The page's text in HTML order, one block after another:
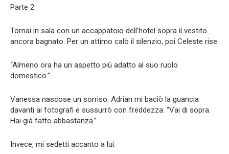
Parte 2
Tornai in sala con un accappatoio dell’hotel sopra il vestito
ancora bagnato. Per un attimo calò il silenzio, poi Celeste rise.
“Almeno ora ha un aspetto più adatto al suo ruolo
domestico.”
Vanessa nascose un sorriso. Adrian mi baciò la guancia
davanti ai fotografi e sussurrò con freddezza: “Vai di sopra.
Hai già fatto abbastanza.”
Invece, mi sedetti accanto a lui.